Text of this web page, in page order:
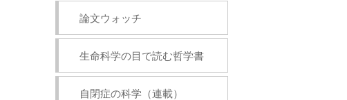
論文ウォッチ
生命科学の目で読む哲学書
自閉症の科学（連載）